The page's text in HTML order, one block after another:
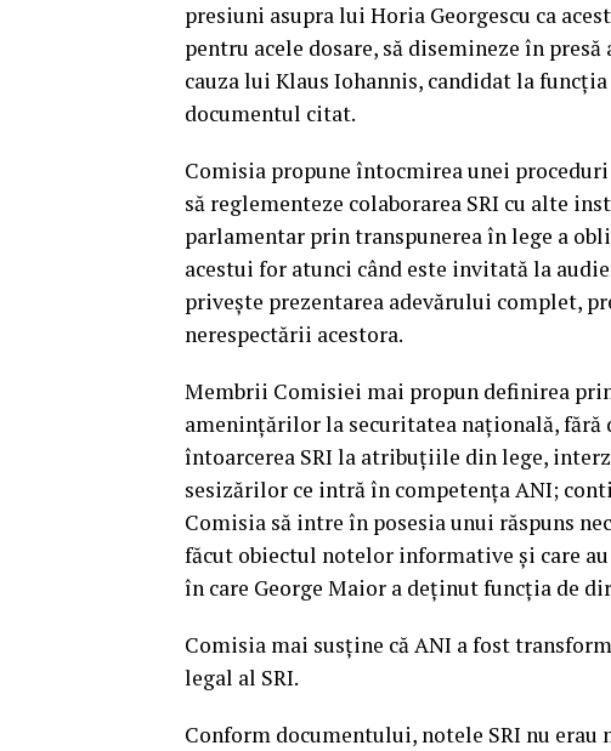
presiuni asupra lui Horia Georgescu ca
pentru acele dosare, să disemineze în
cauza lui Klaus Iohannis, candidat la
documentul citat.
Comisia propune întocmirea unei
să reglementeze colaborarea SRI cu alte
parlamentar prin transpunerea în lege a
acestui for atunci când este invitată la
priveşte prezentarea adevărului complet,
nerespectării acestora.
Membrii Comisiei mai propun definirea
ameninţărilor la securitatea naţională, fără
întoarcerea SRI la atribuţiile din lege,
sesizărilor ce intră în competenţa ANI;
Comisia să intre în posesia unui răspuns
făcut obiectul notelor informative şi care
în care George Maior a deţinut funcţia de
Comisia mai susţine că ANI a fost
legal al SRI.
Conform documentului, notele SRI nu